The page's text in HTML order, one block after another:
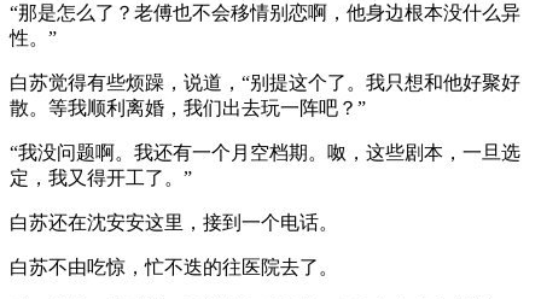
“那是怎么了？老傅也不会移情别恋啊，他身边根本没什么异
性。”
白苏觉得有些烦躁，说道，“别提这个了。我只想和他好聚好
散。等我顺利离婚，我们出去玩一阵吧？”
“我没问题啊。我还有一个月空档期。呶，这些剧本，一旦选
定，我又得开工了。”
白苏还在沈安安这里，接到一个电话。
白苏不由吃惊，忙不迭的往医院去了。